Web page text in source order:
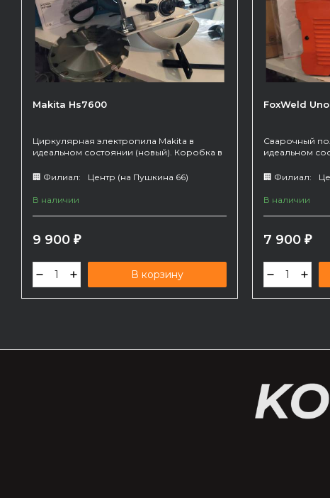
Makita Hs7600
Циркулярная электропила Makita в
идеальном состоянии (новый). Коробка в
🏢 Филиал:
Центр (на Пушкина 66)
В наличии
9 900 ₽
В корзину
FoxWeld
Сварочный
идеальном
комплекте.
газа.
🏢 Филиал:
В наличии
7 900 ₽